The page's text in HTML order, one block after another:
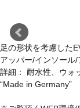
足の形状を考慮した
アッパー/インソール
詳細： 耐水性、ウォ
“Made in Germany”